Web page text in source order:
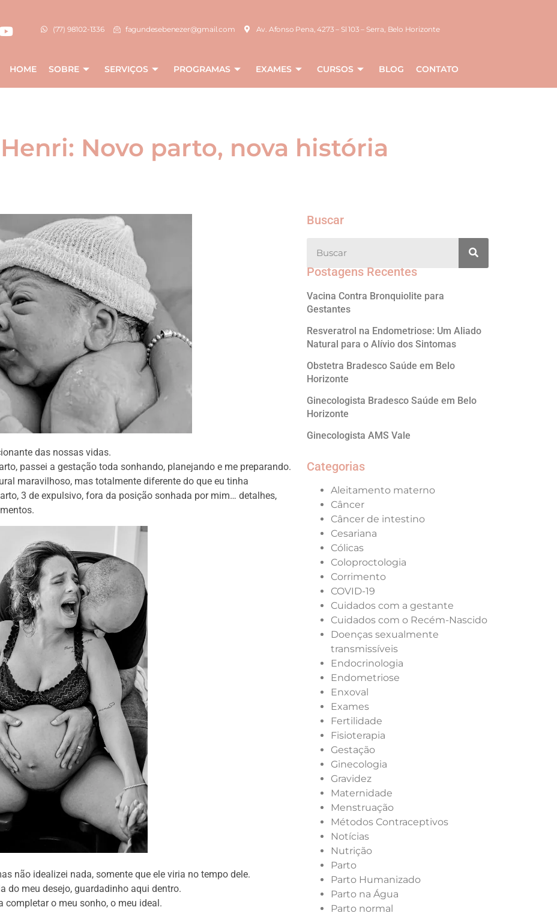
(77) 98102-1336 fagundesebenezer@gmail.com Av. Afonso Pena, 4273 – Sl 103 – Serra, Belo Horizonte
HOME SOBRE SERVIÇOS PROGRAMAS EXAMES CURSOS BLOG CONTATO
Novo parto, nova história
das nossas vidas.
passei a gestação toda sonhando, planejando e me preparando.
maravilhoso, mas totalmente diferente do que eu tinha
3 de expulsivo, fora da posição sonhada por mim… detalhes,
não idealizei nada, somente que ele viria no tempo dele.
do meu desejo, guardadinho aqui dentro.
completar o meu sonho, o meu ideal.
Buscar
Postagens Recentes
Vacina Contra Bronquiolite para
Gestantes
Resveratrol na Endometriose: Um Aliado
Natural para o Alívio dos Sintomas
Obstetra Bradesco Saúde em Belo
Horizonte
Ginecologista Bradesco Saúde em Belo
Horizonte
Ginecologista AMS Vale
Categorias
Aleitamento materno
Câncer
Câncer de intestino
Cesariana
Cólicas
Coloproctologia
Corrimento
COVID-19
Cuidados com a gestante
Cuidados com o Recém-Nascido
Doenças sexualmente
transmissíveis
Endocrinologia
Endometriose
Enxoval
Exames
Fertilidade
Fisioterapia
Gestação
Ginecologia
Gravidez
Maternidade
Menstruação
Métodos Contraceptivos
Notícias
Nutrição
Parto
Parto Humanizado
Parto na Água
Parto normal